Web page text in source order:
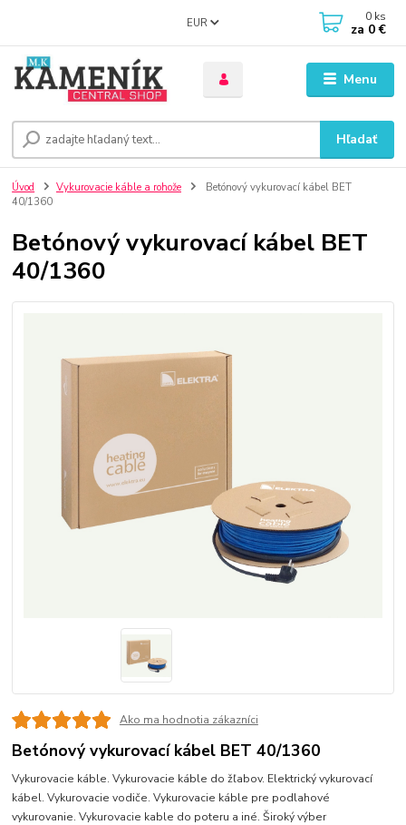
Menu
EUR
Hľadať
0 ks
za 0 €
Úvod Vykurovacie káble a rohože
Betónový vykurovací kábel BET
40/1360
Betónový vykurovací kábel BET
40/1360
Ako ma hodnotia zákazníci
Betónový vykurovací kábel BET 40/1360
Vykurovacie káble. Vykurovacie káble do žľabov. Elektrický vykurovací
kábel. Vykurovacie vodiče. Vykurovacie káble pre podlahové
vykurovanie. Vykurovacie kable do poteru a iné. Široký výber